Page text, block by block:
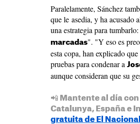
Paralelamente, Sánchez
que le asedia, y ha acusado
una estrategia para
marcadas". "Y eso es
esta copa, han explicado
pruebas para condenar a
aunque consideran que su
📲 Mantente al día
Catalunya, España e
gratuita de El Nacional